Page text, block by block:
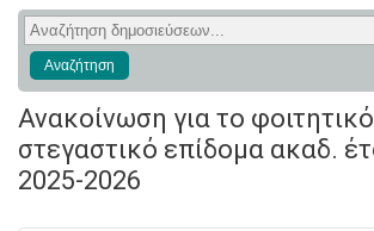
Ανακοίνωση για το φοιτητικό
στεγαστικό επίδομα ακαδ.
2025-2026